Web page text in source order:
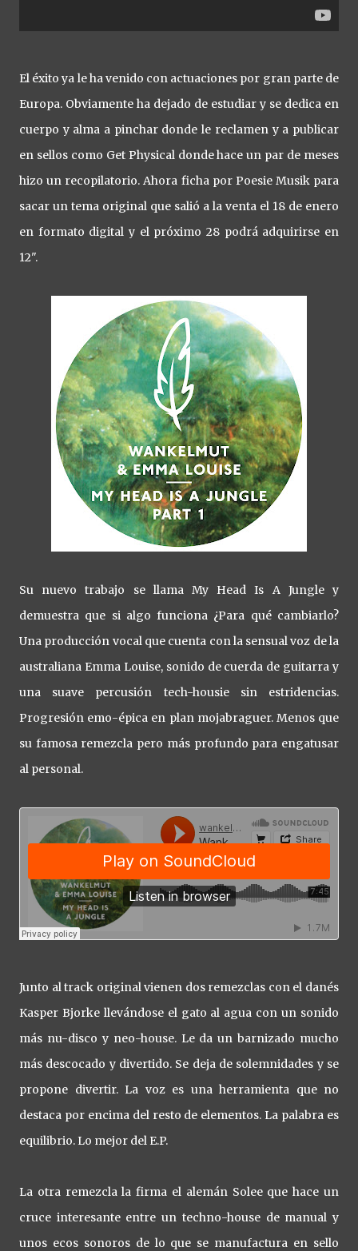
El éxito ya le ha venido con actuaciones por gran parte de
Europa. Obviamente ha dejado de estudiar y se dedica en
cuerpo y alma a pinchar donde le reclamen y a publicar
en sellos como Get Physical donde hace un par de meses
hizo un recopilatorio. Ahora ficha por Poesie Musik para
sacar un tema original que salió a la venta el 18 de enero
en formato digital y el próximo 28 podrá adquirirse en
12".
Su nuevo trabajo se llama My Head Is A Jungle y
demuestra que si algo funciona ¿Para qué cambiarlo?
Una producción vocal que cuenta con la sensual voz de la
australiana Emma Louise, sonido de cuerda de guitarra y
una suave percusión tech-housie sin estridencias.
Progresión emo-épica en plan mojabraguer. Menos que
su famosa remezcla pero más profundo para engatusar
al personal.
Junto al track original vienen dos remezclas con el danés
Kasper Bjorke llevándose el gato al agua con un sonido
más nu-disco y neo-house. Le da un barnizado mucho
más descocado y divertido. Se deja de solemnidades y se
propone divertir. La voz es una herramienta que no
destaca por encima del resto de elementos. La palabra es
equilibrio. Lo mejor del E.P.
La otra remezcla la firma el alemán Solee que hace un
cruce interesante entre un techno-house de manual y
unos ecos sonoros de lo que se manufactura en sello